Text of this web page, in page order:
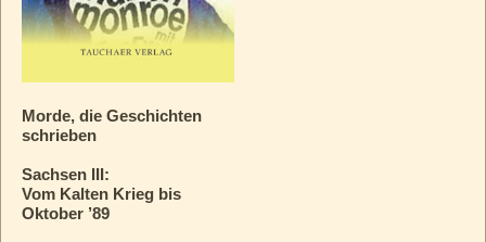
Morde, die Geschichten
schrieben
Sachsen III:
Vom Kalten Krieg bis
Oktober ’89